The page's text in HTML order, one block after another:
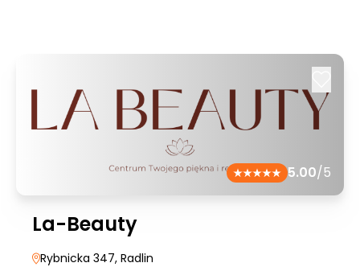
5.00/5
La-Beauty
Rybnicka 347, Radlin